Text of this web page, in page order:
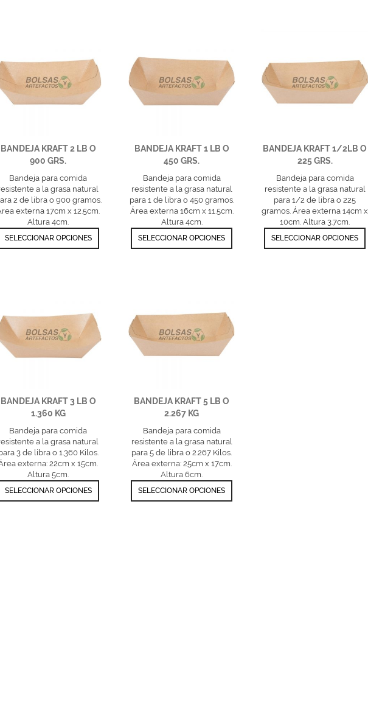
BANDEJA KRAFT 2 LB O
900 GRS.
Bandeja para comida
a la grasa natural
2 de libra o 900 gramos.
externa 17cm x 12.5cm.
Altura 4cm.
SELECCIONAR OPCIONES
BANDEJA KRAFT 1 LB O
450 GRS.
Bandeja para comida
resistente a la grasa natural
para 1 de libra o 450 gramos.
Área externa 16cm x 11.5cm.
Altura 4cm.
SELECCIONAR OPCIONES
BANDEJA KRAFT 1/2LB O
225 GRS.
Bandeja para comida
resistente a la grasa natural
para 1/2 de libra o 225
gramos. Área externa 14cm x
10cm. Altura 3.7cm.
SELECCIONAR OPCIONES
BANDEJA KRAFT 3 LB O
1.360 KG
Bandeja para comida
a la grasa natural
3 de libra o 1.360 Kilos.
externa: 22cm x 15cm.
Altura 5cm.
SELECCIONAR OPCIONES
BANDEJA KRAFT 5 LB O
2.267 KG
Bandeja para comida
resistente a la grasa natural
para 5 de libra o 2.267 Kilos.
Área externa: 25cm x 17cm.
Altura 6cm.
SELECCIONAR OPCIONES